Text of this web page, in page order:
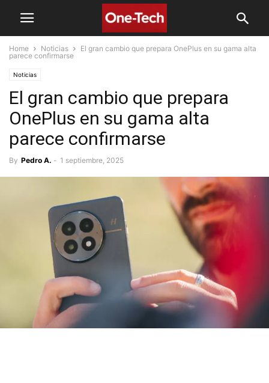
Home Noticias
El gran cambio que prepara OnePlus en su gama alta
parece confirmarse
Noticias
El gran cambio que prepara
OnePlus en su gama alta
parece confirmarse
By Pedro A. - 1 septiembre, 2025